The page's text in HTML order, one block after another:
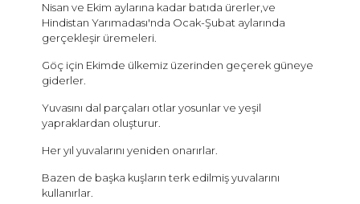
Nisan ve Ekim aylarına kadar batıda ürerler,ve
Hindistan Yarımadası'nda Ocak-Şubat aylarında
gerçekleşir üremeleri.
Göç için Ekimde ülkemiz üzerinden geçerek güneye
giderler.
Yuvasını dal parçaları otlar yosunlar ve yeşil
yapraklardan oluşturur.
Her yıl yuvalarını yeniden onarırlar.
Bazen de başka kuşların terk edilmiş yuvalarını
kullanırlar.